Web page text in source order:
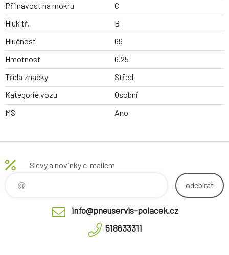
Přilnavost na mokru
C
Hluk tř.
B
Hlučnost
69
Hmotnost
6.25
Třída značky
Střed
Kategorie vozu
Osobní
MS
Ano
Slevy a novinky e-mailem
odebírat
info@pneuservis-polacek.cz
518633311